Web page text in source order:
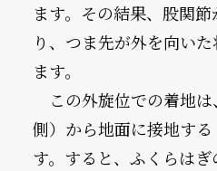
ます。その結果、股関
り、つま先が外を向い
ます。
この外旋位での着地は
側）から地面に接地す
す。すると、ふくらは